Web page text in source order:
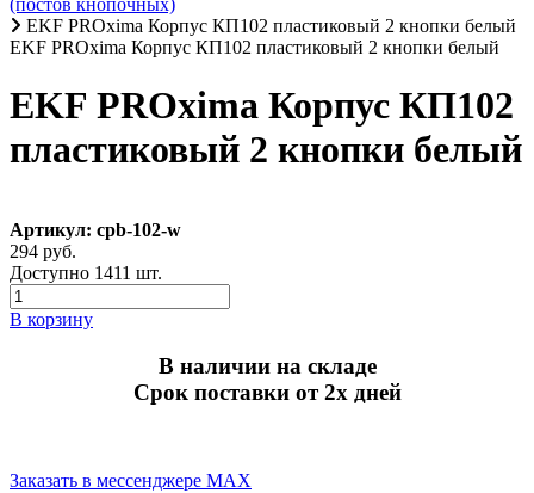
(постов кнопочных)
EKF PROxima Корпус КП102 пластиковый 2 кнопки белый
EKF PROxima Корпус КП102 пластиковый 2 кнопки белый
EKF PROxima Корпус КП102
пластиковый 2 кнопки белый
Артикул: cpb-102-w
294 руб.
Доступно 1411 шт.
В корзину
В наличии на складе
Срок поставки от 2х дней
Заказать в мессенджере MAX